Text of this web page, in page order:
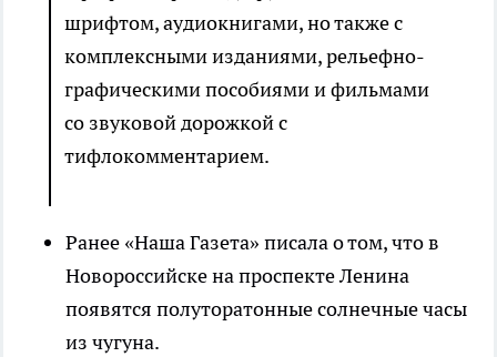
шрифтом, аудиокнигами, но также с
комплексными изданиями, рельефно-
графическими пособиями и фильмами
со звуковой дорожкой с
тифлокомментарием.
Ранее «Наша Газета» писала о том, что в
Новороссийске на проспекте Ленина
появятся полуторатонные солнечные часы
из чугуна.